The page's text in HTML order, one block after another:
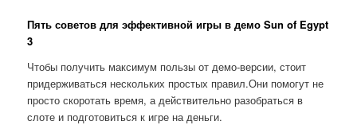
Пять советов для эффективной игры в демо Sun of Egypt
3
Чтобы получить максимум пользы от демо-версии, стоит
придерживаться нескольких простых правил.Они помогут не
просто скоротать время, а действительно разобраться в
слоте и подготовиться к игре на деньги.